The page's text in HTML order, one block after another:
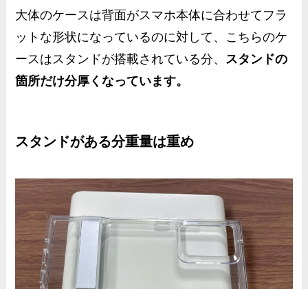
大体のケースは背面がスマホ本体に合わせてフラ
ットな形状になっているのに対して、こちらのケ
ースはスタンドが搭載されている分、 スタンドの
箇所だけ分厚くなっています。
スタンドがある分重量は重め